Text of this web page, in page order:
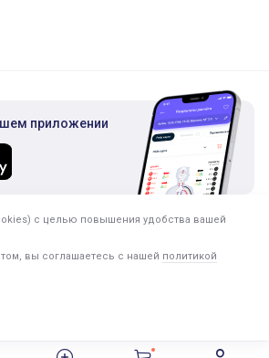
приложении
с целью повышения удобства вашей
вы соглашаетесь с нашей политикой